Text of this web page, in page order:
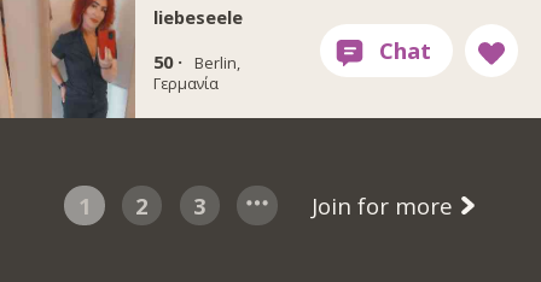
liebeseele
50 ·
Berlin,
Γερμανία
1 2 3 Join for more